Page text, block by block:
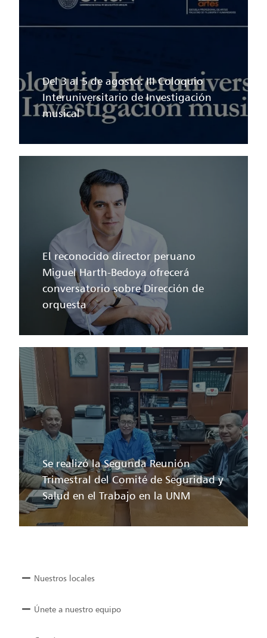
Del 3 al 5 de agosto: III Coloquio
Interuniversitario de Investigación
musical
El reconocido director peruano
Miguel Harth-Bedoya ofrecerá
conversatorio sobre Dirección de
orquesta
Se realizó la Segunda Reunión
Trimestral del Comité de Seguridad y
Salud en el Trabajo en la UNM
Nuestros locales
Únete a nuestro equipo